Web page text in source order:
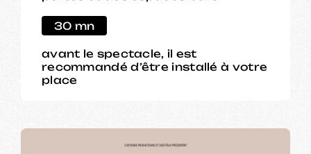
30 mn
avant le spectacle, il est
recommandé d’être installé à votre
place